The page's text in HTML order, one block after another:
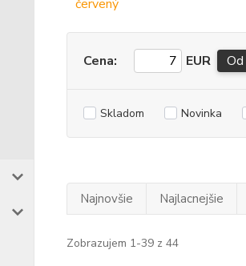
Cena: EUR Od
Skladom Novinka
Najnovšie Najlacnejšie
Zobrazujem 1-39 z 44